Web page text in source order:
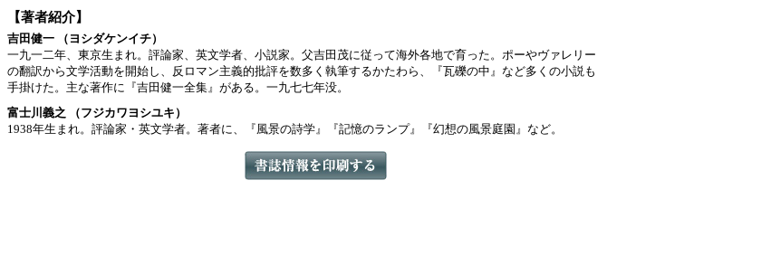
【著者紹介】
吉田健一 （ヨシダケンイチ）
一九一二年、東京生まれ。評論家、英文学者、小説家。父吉田茂に従って海外各地で育った。ポーやヴァレリー
の翻訳から文学活動を開始し、反ロマン主義的批評を数多く執筆するかたわら、『瓦礫の中』など多くの小説も
手掛けた。主な著作に『吉田健一全集』がある。一九七七年没。
富士川義之 （フジカワヨシユキ）
1938年生まれ。評論家・英文学者。著者に、『風景の詩学』『記憶のランプ』『幻想の風景庭園』など。